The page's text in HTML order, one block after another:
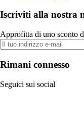
Iscriviti alla nostra
Approfitta di uno sconto
Rimani connesso
Seguici sui social